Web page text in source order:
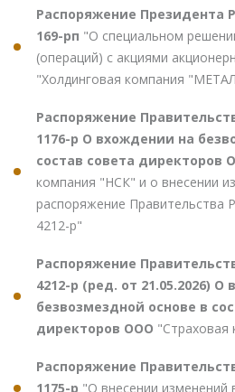
Распоряжение Президента
169-рп "О специальном
(операций) с акциями
"Холдинговая компания
Распоряжение
1176-р О вхождении на
состав совета директоров
компания "НСК" и о внесении
распоряжение Правительства
4212-р"
Распоряжение
4212-р (ред. от 21.05.2026) О
безвозмездной основе в
директоров ООО
Распоряжение
1175-р "О внесении изменений